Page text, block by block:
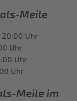
Meile
20:00 Uhr
Uhr
Uhr
Uhr
Meile im